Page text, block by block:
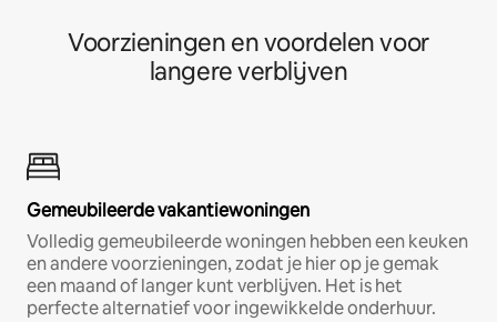
Voorzieningen en voordelen voor
langere verblijven
Gemeubileerde vakantiewoningen
Volledig gemeubileerde woningen hebben een keuken
en andere voorzieningen, zodat je hier op je gemak
een maand of langer kunt verblijven. Het is het
perfecte alternatief voor ingewikkelde onderhuur.